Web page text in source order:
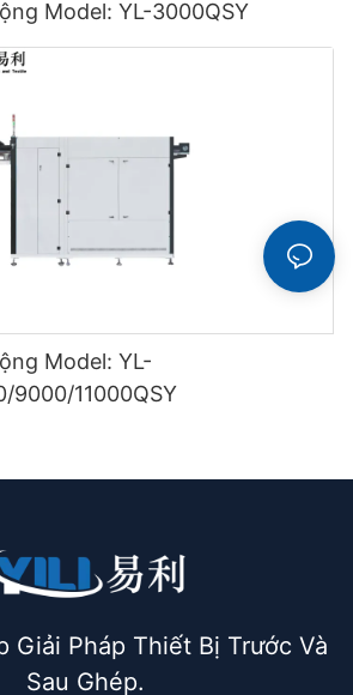
Model: YL-3000QSY
Model: YL-
9000/11000QSY
Giải Pháp Thiết Bị Trước Và
Sau Ghép.